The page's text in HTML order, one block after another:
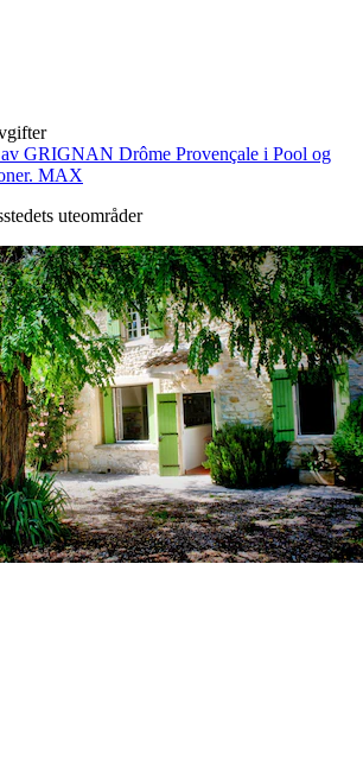
GRIGNAN Drôme Provençale i Pool og
MAX